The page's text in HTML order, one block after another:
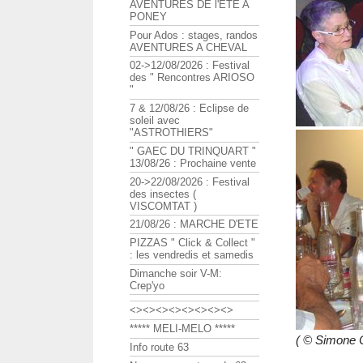
( © Simone
AVENTURES DE l'ETE A
PONEY
Pour Ados : stages, randos
AVENTURES A CHEVAL
02->12/08/2026 : Festival
des " Rencontres ARIOSO
"
7 & 12/08/26 : Eclipse de
soleil avec
"ASTROTHIERS"
" GAEC DU TRINQUART "
13/08/26 : Prochaine vente
20->22/08/2026 : Festival
des insectes (
VISCOMTAT )
21/08/26 : MARCHE D'ETE
PIZZAS " Click & Collect "
: les vendredis et samedis
Dimanche soir V-M:
Crep'yo
<><><><><><><><>
***** MELI-MELO *****
Info route 63